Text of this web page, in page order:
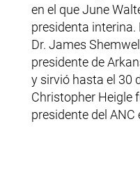
en el que June
presidenta interina.
Dr. James
presidente de
y sirvió hasta el 30
Christopher Heigle
presidente del ANC